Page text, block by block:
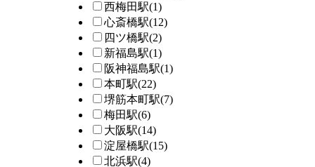
西梅田駅(1)
心斎橋駅(12)
四ツ橋駅(2)
新福島駅(1)
阪神福島駅(1)
本町駅(22)
堺筋本町駅(7)
梅田駅(6)
大阪駅(14)
淀屋橋駅(15)
北浜駅(4)